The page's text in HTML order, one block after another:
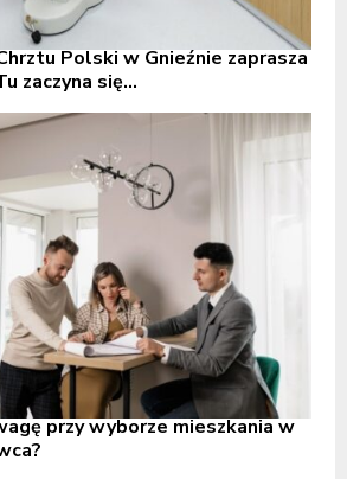
Polski w Gnieźnie zaprasza
zaczyna się...
przy wyborze mieszkania w